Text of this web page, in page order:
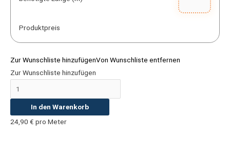
Produktpreis
Zur Wunschliste hinzufügenVon Wunschliste entfernen
Zur Wunschliste hinzufügen
In den Warenkorb
24,90 € pro Meter